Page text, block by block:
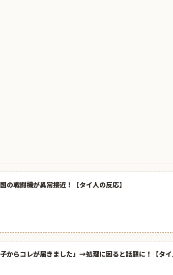
の戦闘機が異常接近！【タイ人の反応】
からコレが届きました」→処理に困ると話題に！【タ